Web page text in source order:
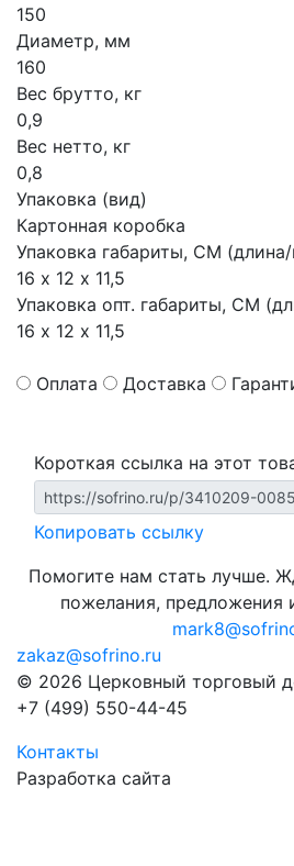
150
Диаметр, мм
160
Вес брутто, кг
0,9
Вес нетто, кг
0,8
Упаковка (вид)
Картонная коробка
Упаковка габариты, СМ
16 х 12 х 11,5
Упаковка опт. габариты, СМ
16 х 12 х 11,5
Оплата Доставка
Короткая ссылка на этот
Копировать ссылку
Помогите нам стать лучше.
пожелания, предложения
zakaz@sofrino.ru
© 2026 Церковный торговый
+7 (499) 550-44-45
Контакты
Разработка сайта